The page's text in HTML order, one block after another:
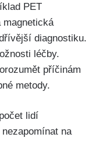
PET
magnetická
diagnostiku.
léčby.
příčinám
metody.
lidí
na